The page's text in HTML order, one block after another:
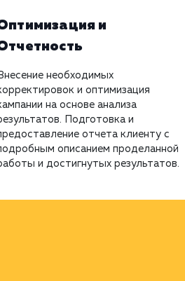
и
необходимых
и оптимизация
на основе анализа
Подготовка и
отчета клиенту с
описанием проделанной
и достигнутых результатов.